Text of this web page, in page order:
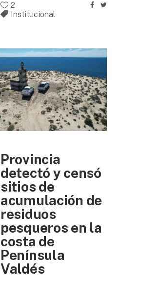
2
Institucional
Provincia
detectó y censó
sitios de
acumulación de
residuos
pesqueros en la
costa de
Península
Valdés